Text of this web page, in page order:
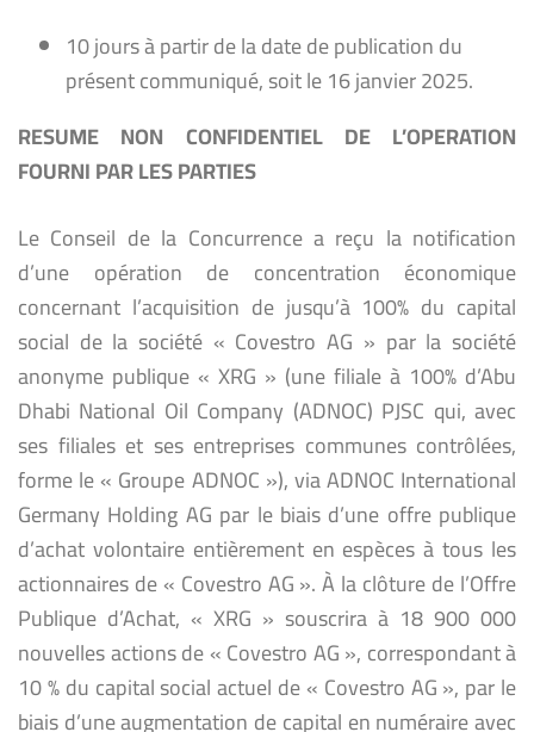
10 jours à partir de la date de publication du
présent communiqué, soit le 16 janvier 2025.
RESUME NON CONFIDENTIEL DE L’OPERATION
FOURNI PAR LES PARTIES
Le Conseil de la Concurrence a reçu la notification
d’une opération de concentration économique
concernant l’acquisition de jusqu’à 100% du capital
social de la société « Covestro AG » par la société
anonyme publique « XRG » (une filiale à 100% d’Abu
Dhabi National Oil Company (ADNOC) PJSC qui, avec
ses filiales et ses entreprises communes contrôlées,
forme le « Groupe ADNOC »), via ADNOC International
Germany Holding AG par le biais d’une offre publique
d’achat volontaire entièrement en espèces à tous les
actionnaires de « Covestro AG ». À la clôture de l’Offre
Publique d’Achat, « XRG » souscrira à 18 900 000
nouvelles actions de « Covestro AG », correspondant à
10 % du capital social actuel de « Covestro AG », par le
biais d’une augmentation de capital en numéraire avec